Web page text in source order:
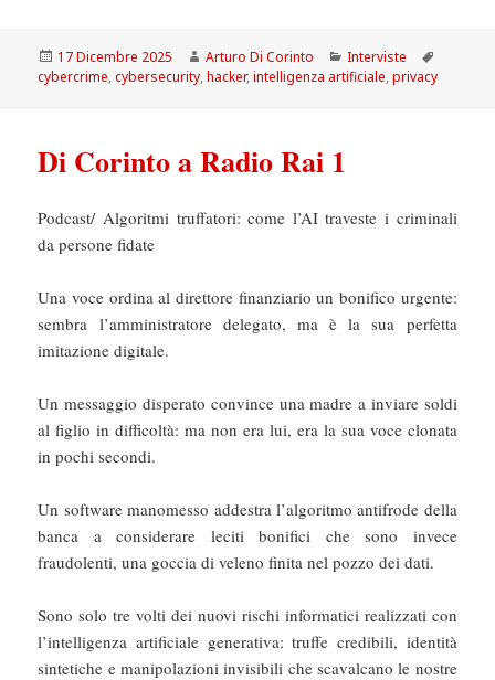
Scritto
il
17 Dicembre 2025 Autore
Arturo Di Corinto Categorie
Interviste
cybercrime,cybersecurity,hacker,intelligenza artificiale,privacy
Di Corinto a Radio Rai 1
Podcast/ Algoritmi truffatori: come l’AI traveste i criminali
da persone fidate
Una voce ordina al direttore finanziario un bonifico urgente:
sembra l’amministratore delegato, ma è la sua perfetta
imitazione digitale.
Un messaggio disperato convince una madre a inviare soldi
al figlio in difficoltà: ma non era lui, era la sua voce clonata
in pochi secondi.
Un software manomesso addestra l’algoritmo antifrode della
banca a considerare leciti bonifici che sono invece
fraudolenti, una goccia di veleno finita nel pozzo dei dati.
Sono solo tre volti dei nuovi rischi informatici realizzati con
l’intelligenza artificiale generativa: truffe credibili, identità
sintetiche e manipolazioni invisibili che scavalcano le nostre